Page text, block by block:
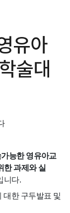
유아
술대
능한 영유아교
한 과제와 실
니다.
대한 구두발표 및